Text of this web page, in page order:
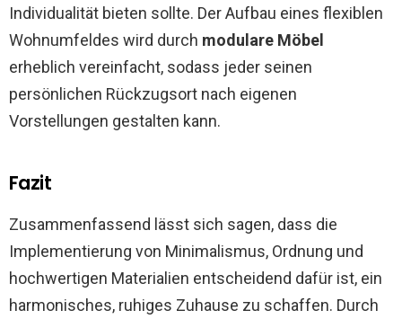
Individualität bieten sollte. Der Aufbau eines flexiblen
Wohnumfeldes wird durch modulare Möbel
erheblich vereinfacht, sodass jeder seinen
persönlichen Rückzugsort nach eigenen
Vorstellungen gestalten kann.
Fazit
Zusammenfassend lässt sich sagen, dass die
Implementierung von Minimalismus, Ordnung und
hochwertigen Materialien entscheidend dafür ist, ein
harmonisches, ruhiges Zuhause zu schaffen. Durch